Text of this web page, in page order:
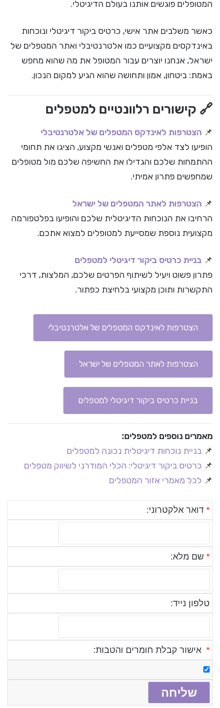
המטופלים פוגשים אותנו בעולם הדיגיטלי.
כאשר משלבים אתר אישי, כרטיס ביקור דיגיטלי ונוכחות
באינדקסים מקצועיים כמו אלטרנטיבלי ואתר המטפלים של
ישראל, אנחנו יוצרים עבור המטופל את מה שהוא מחפש
באמת: ביטחון, אמון ותחושה שהוא הגיע למקום הנכון.
🔗 קישורים רלוונטיים למטפלים
📌 הצטרפות לאינדקס המטפלים של אלטרנטיבלי
הופיעו לצד אלפי מטפלים ואנשי מקצוע, הציגו את תחומי
ההתמחות שלכם והגדילו את החשיפה שלכם מול מטופלים
שמחפשים פתרון אמיתי.
📌 הצטרפות לאתר המטפלים של ישראל
הרחיבו את הנוכחות הדיגיטלית שלכם והופיעו בפלטפורמה
מקצועית נוספת שמסייעת למטופלים למצוא אתכם.
📌 בניית כרטיס ביקור דיגיטלי למטפלים
פתרון פשוט ויעיל לשיתוף הפרטים שלכם, המלצות, דרכי
התקשרות ותוכן מקצועי בלחיצת כפתור.
הצטרפות לאינדקס המטפלים של אלטרנטיבלי
הצטרפות לאתר המטפלים של ישראל
בניית כרטיס ביקור דיגיטלי למטפלים
מאמרים נוספים למטפלים:
📌 בניית נוכחות דיגיטלית נכונה למטפלים
📌 כרטיס ביקור דיגיטלי: הכלי המודרני לשיווק מטפלים
📌 לכל מאמרי אזור המטפלים
*דואר אלקטרוני:
*שם מלא:
טלפון נייד:
*אישור קבלת חומרים והטבות: